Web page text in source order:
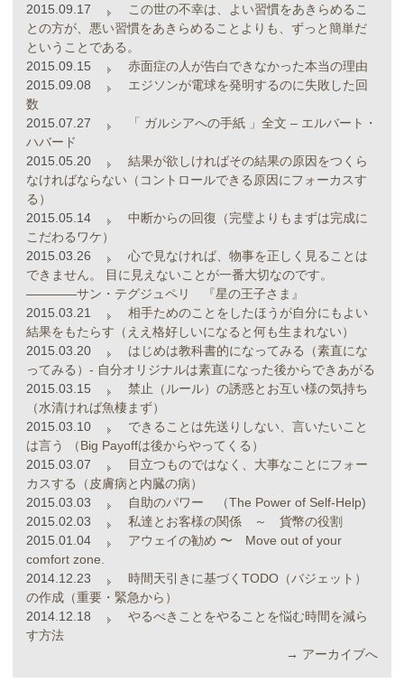
2015.09.17
この世の不幸は、よい習慣をあきらめるこ
との方が、悪い習慣をあきらめることよりも、ずっと簡単だ
ということである。
2015.09.15
赤面症の人が告白できなかった本当の理由
2015.09.08
エジソンが電球を発明するのに失敗した回
数
2015.07.27
「 ガルシアへの手紙 」全文 – エルバート・
ハバード
2015.05.20
結果が欲しければその結果の原因をつくら
なければならない（コントロールできる原因にフォーカスす
る）
2015.05.14
中断からの回復（完璧よりもまずは完成に
こだわるワケ）
2015.03.26
心で見なければ、物事を正しく見ることは
できません。 目に見えないことが一番大切なのです。
――――サン・テグジュペリ 『星の王子さま』
2015.03.21
相手ためのことをしたほうが自分にもよい
結果をもたらす（ええ格好しいになると何も生まれない）
2015.03.20
はじめは教科書的になってみる（素直にな
ってみる）- 自分オリジナルは素直になった後からできあがる
2015.03.15
禁止（ルール）の誘惑とお互い様の気持ち
（水清ければ魚棲まず）
2015.03.10
できることは先送りしない、言いたいこと
は言う （Big Payoffは後からやってくる）
2015.03.07
目立つものではなく、大事なことにフォー
カスする（皮膚病と内臓の病）
2015.03.03
自助のパワー （The Power of Self-Help)
2015.02.03
私達とお客様の関係 ～ 貨幣の役割
2015.01.04
アウェイの勧め 〜 Move out of your
comfort zone.
2014.12.23
時間天引きに基づくTODO（バジェット）
の作成（重要・緊急から）
2014.12.18
やるべきことをやることを悩む時間を減ら
す方法
→ アーカイブへ